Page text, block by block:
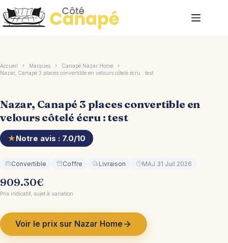
au
contenu
Accueil Marques
Canapé Nazar Home
Nazar, Canapé 3 places convertible en velours côtelé écru : test
Nazar, Canapé 3 places convertible en
velours côtelé écru : test
★Notre avis : 7.0/10
Convertible Coffre Livraison MAJ 31 Juil 2026
909.30€
Prix indicatif, sujet à variation
Voir le prix sur Nazar Home